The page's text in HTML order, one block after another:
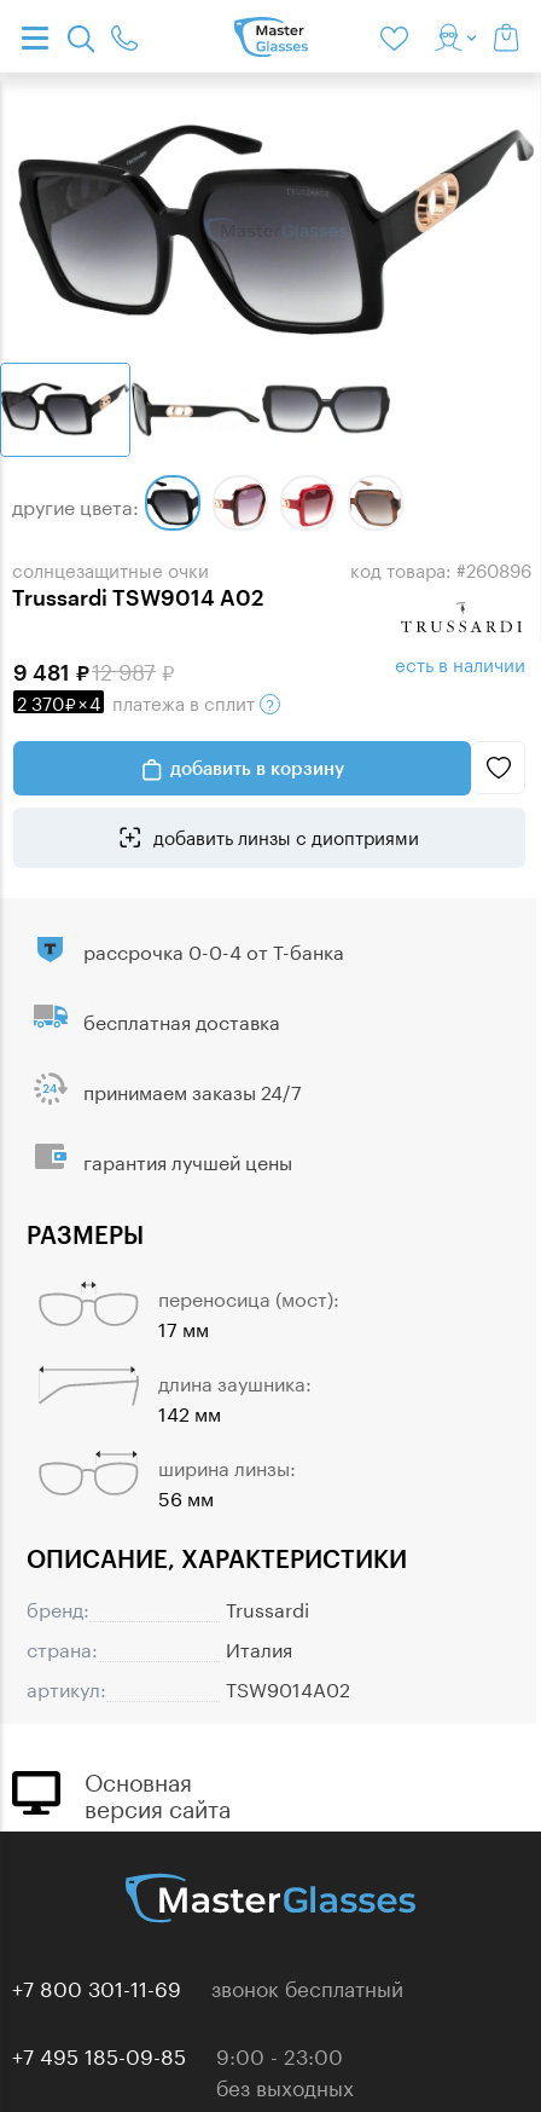
солнцезащитные очки
Trussardi TSW9014 A02
код товара: #260896
другие цвета:
12 987
9 481
2 370 ×4 платежа в сплит
есть в наличии
добавить в корзину
добавить линзы с диоптриями
ОПИСАНИЕ, ХАРАКТЕРИСТИКИ
бренд:
Trussardi
страна:
Италия
артикул:
TSW9014A02
РАЗМЕРЫ
переносица (мост):
17 мм
длина заушника:
142 мм
ширина линзы:
56 мм
рассрочка 0-0-4 от Т-банка
бесплатная доставка
принимаем заказы 24/7
гарантия лучшей цены
Основная
версия сайта
+7 800 301-11-69 звонок бесплатный
+7 495 185-09-85
9:00 - 23:00
без выходных